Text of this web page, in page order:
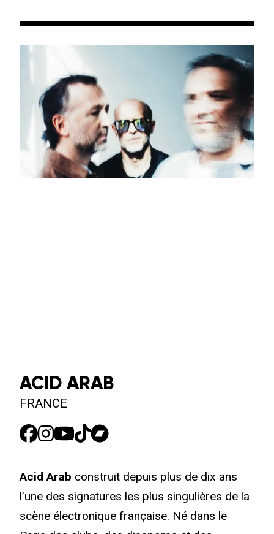
ACID ARAB
FRANCE
Acid Arab construit depuis plus de dix ans
l’une des signatures les plus singulières de la
scène électronique française. Né dans le